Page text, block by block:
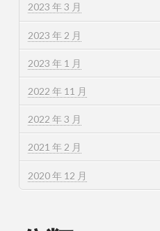
2023 年 3 月
2023 年 2 月
2023 年 1 月
2022 年 11 月
2022 年 3 月
2021 年 2 月
2020 年 12 月